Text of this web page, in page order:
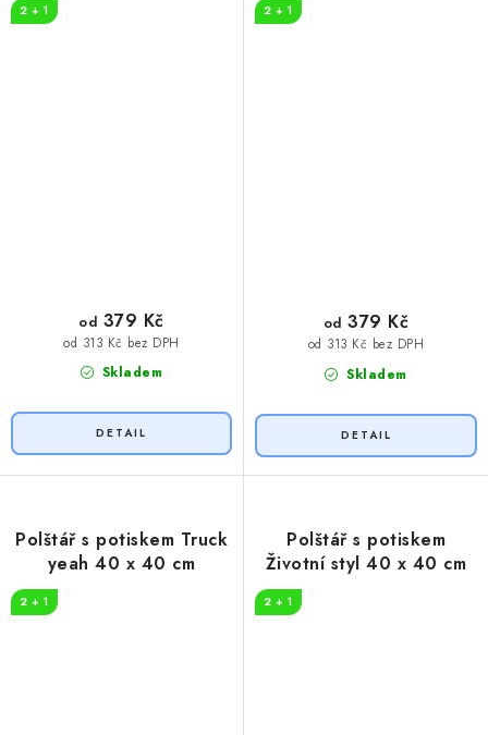
2 + 1
Skladem
od 313 Kč bez DPH
od 379 Kč
2 + 1
Skladem
od 313 Kč bez DPH
od 379 Kč
Polštář s potiskem Truck
yeah 40 x 40 cm
2 + 1
Polštář s potiskem
Životní styl 40 x 40 cm
2 + 1